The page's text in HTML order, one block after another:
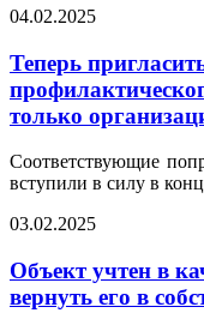
04.02.2025
Теперь
только
Соответствующие
вступили в силу в
03.02.2025
Объект учтен в
вернуть его в